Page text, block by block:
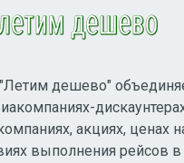
дешево"
акциях, ценах
выполнения рейсов